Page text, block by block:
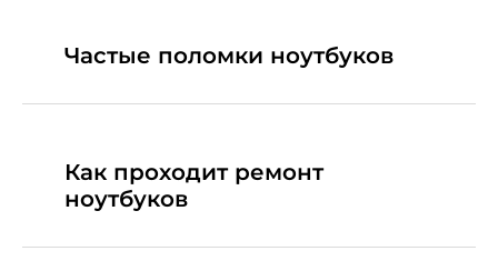
Частые поломки ноутбуков
Как проходит ремонт
ноутбуков